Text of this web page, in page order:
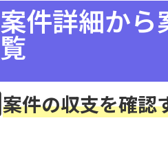
案件詳細から
覧
案件の収支を確認